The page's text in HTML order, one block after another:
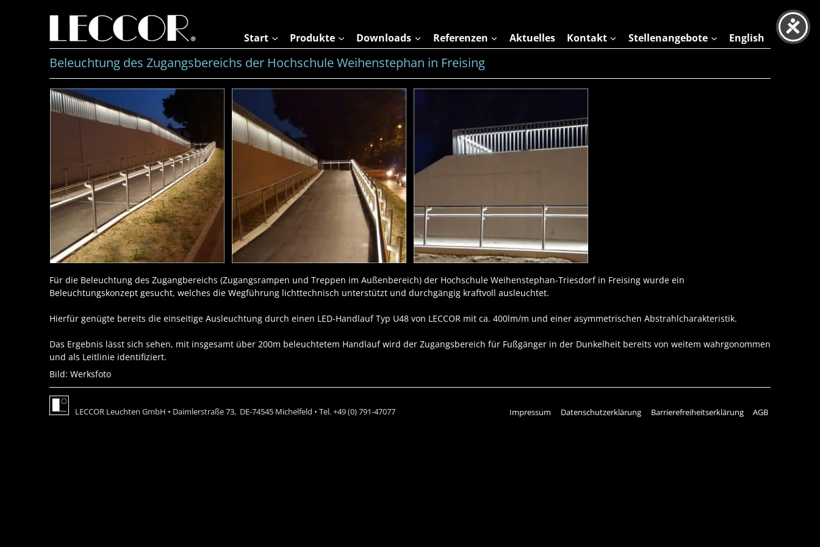
Start Produkte Downloads Referenzen Aktuelles Kontakt Stellenangebote English
Beleuchtung des Zugangsbereichs der Hochschule Weihenstephan in Freising
Für die Beleuchtung des Zugangbereichs (Zugangsrampen und Treppen im Außenbereich) der Hochschule Weihenstephan-Triesdorfin Freising wurde ein
Beleuchtungskonzept gesucht, welches die Wegführung lichttechnisch unterstützt und durchgängig kraftvoll ausleuchtet.
Hierfür genügte bereits die einseitige Ausleuchtung durch einen LED-Handlauf Typ U48 von LECCOR mit ca. 400lm/m und einer asymmetrischen Abstrahlcharakteristik.
Das Ergebnis lässt sich sehen, mit insgesamt über 200m beleuchtetem Handlauf wird der Zugangsbereich für Fußgänger in der Dunkelheit bereits von weitem wahrgonommen
und als Leitlinie identifiziert.
Bild: Werksfoto
LECCOR Leuchten GmbH • Daimlerstraße 73, DE-74545 Michelfeld • Tel. +49 (0) 791-47077 Impressum Datenschutzerklärung Barrierefreiheitserklärung AGB